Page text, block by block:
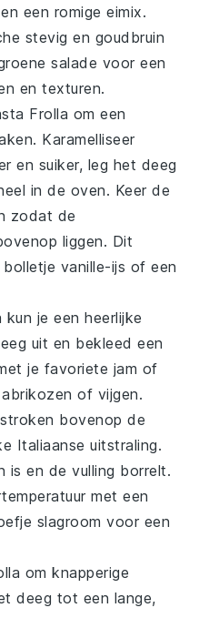
een romige eimix.
stevig en goudbruin
salade voor een
en texturen.
Frolla om een
Karamelliseer
en suiker, leg het deeg
in de oven. Keer de
zodat de
liggen. Dit
vanille-ijs of een
kun je een heerlijke
uit en bekleed een
je favoriete jam of
of vijgen.
bovenop de
Italiaanse uitstraling.
is en de vulling borrelt.
met een
slagroom voor een
om knapperige
deeg tot een lange,